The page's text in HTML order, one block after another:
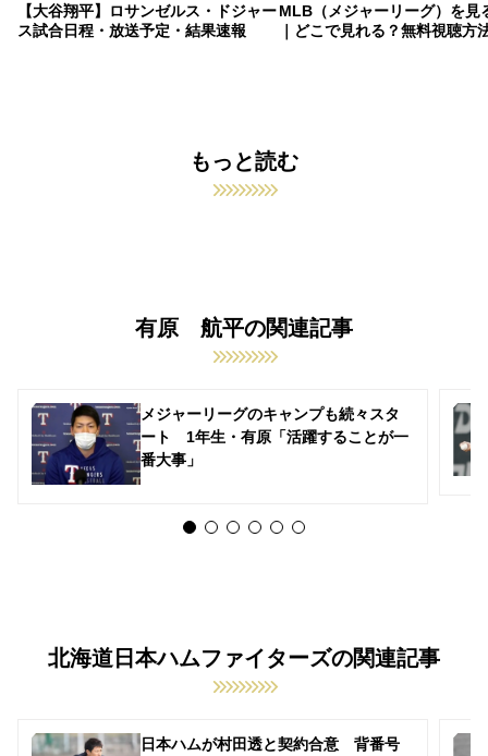
【大谷翔平】ロサンゼルス・ドジャー
ス試合日程・放送予定・結果速報
MLB（メジャーリーグ）を見
｜どこで見れる？無料視聴方
もっと読む
有原 航平の関連記事
メジャーリーグのキャンプも続々スタ
ート 1年生・有原「活躍することが一
番大事」
北海道日本ハムファイターズの関連記事
日本ハムが村田透と契約合意 背番号